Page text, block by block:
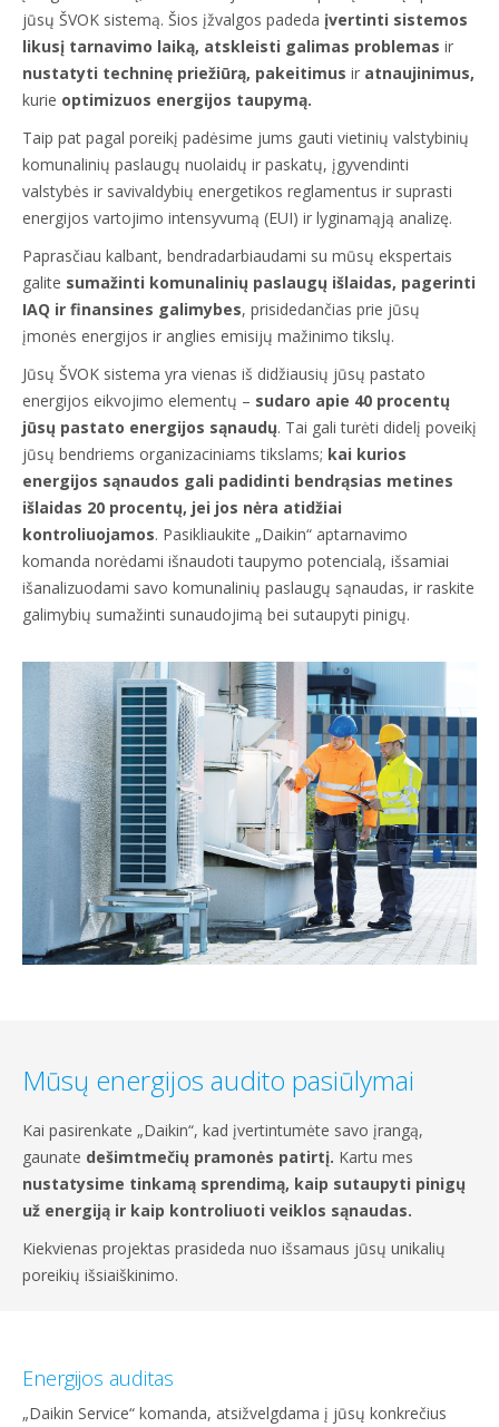
jūsų ŠVOK sistemą. Šios įžvalgos padeda įvertinti sistemos
likusį tarnavimo laiką, atskleisti galimas problemas ir
nustatyti techninę priežiūrą, pakeitimus ir atnaujinimus,
kurie optimizuos energijos taupymą.
Taip pat pagal poreikį padėsime jums gauti vietinių valstybinių
komunalinių paslaugų nuolaidų ir paskatų, įgyvendinti
valstybės ir savivaldybių energetikos reglamentus ir suprasti
energijos vartojimo intensyvumą (EUI) ir lyginamąją analizę.
Paprasčiau kalbant, bendradarbiaudami su mūsų ekspertais
galite sumažinti komunalinių paslaugų išlaidas, pagerinti
IAQ ir finansines galimybes, prisidedančias prie jūsų
įmonės energijos ir anglies emisijų mažinimo tikslų.
Jūsų ŠVOK sistema yra vienas iš didžiausių jūsų pastato
energijos eikvojimo elementų – sudaro apie 40 procentų
jūsų pastato energijos sąnaudų. Tai gali turėti didelį poveikį
jūsų bendriems organizaciniams tikslams; kai kurios
energijos sąnaudos gali padidinti bendrąsias metines
išlaidas 20 procentų, jei jos nėra atidžiai
kontroliuojamos. Pasikliaukite „Daikin“ aptarnavimo
komanda norėdami išnaudoti taupymo potencialą, išsamiai
išanalizuodami savo komunalinių paslaugų sąnaudas, ir raskite
galimybių sumažinti sunaudojimą bei sutaupyti pinigų.
Mūsų energijos audito pasiūlymai
Kai pasirenkate „Daikin“, kad įvertintumėte savo įrangą,
gaunate dešimtmečių pramonės patirtį. Kartu mes
nustatysime tinkamą sprendimą, kaip sutaupyti pinigų
už energiją ir kaip kontroliuoti veiklos sąnaudas.
Kiekvienas projektas prasideda nuo išsamaus jūsų unikalių
poreikių išsiaiškinimo.
Energijos auditas
„Daikin Service“ komanda, atsižvelgdama į jūsų konkrečius